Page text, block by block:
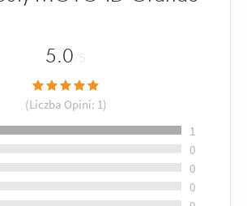
5.0 /5
(Liczba Opini: 1)
1
0
0
0